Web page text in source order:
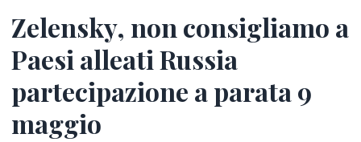
Zelensky, non consigliamo a
Paesi alleati Russia
partecipazione a parata 9
maggio